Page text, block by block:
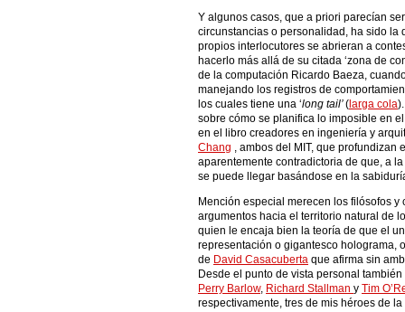
Y algunos casos, que a priori parecían
circunstancias o personalidad, ha sido
propios interlocutores se abrieran a
hacerlo más allá de su citada ‘zona de
de la computación Ricardo Baeza,
manejando los registros de
los cuales tiene una ‘long tail’( larga cola
sobre cómo se planifica lo imposible en
en el libro creadores en ingeniería y
Chang , ambos del MIT, que profundizan
aparentemente contradictoria de que, a
se puede llegar basándose en la
Mención especial merecen los filósofos
argumentos hacia el territorio natural de
quien le encaja bien la teoría de que el
representación o gigantesco holograma,
de David Casacuberta que afirma sin
Desde el punto de vista personal
Perry Barlow, Richard Stallman y Tim
respectivamente, tres de mis héroes de